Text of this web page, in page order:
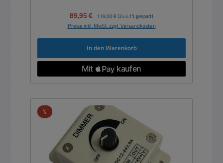
Verkaufspreis:
89,95 € Regulärer Preis:
119,00 € (24.41% gespart)
Preise inkl. MwSt. zzgl. Versandkosten
In den Warenkorb
%Rabatt